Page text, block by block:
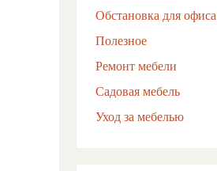
Обстановка для офиса
Полезное
Ремонт мебели
Садовая мебель
Уход за мебелью